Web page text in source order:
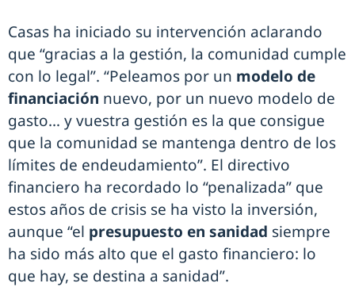
Casas ha iniciado su intervención aclarando
que “gracias a la gestión, la comunidad cumple
con lo legal”. “Peleamos por un modelo de
financiación nuevo, por un nuevo modelo de
gasto… y vuestra gestión es la que consigue
que la comunidad se mantenga dentro de los
límites de endeudamiento”. El directivo
financiero ha recordado lo “penalizada” que
estos años de crisis se ha visto la inversión,
aunque “el presupuesto en sanidad siempre
ha sido más alto que el gasto financiero: lo
que hay, se destina a sanidad”.